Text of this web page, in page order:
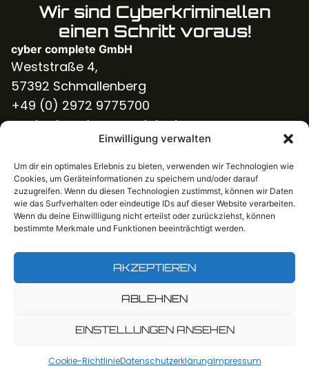
Einwilligung verwalten
Um dir ein optimales Erlebnis zu bieten, verwenden wir Technologien wie
Cookies, um Geräteinformationen zu speichern und/oder darauf
zuzugreifen. Wenn du diesen Technologien zustimmst, können wir Daten
wie das Surfverhalten oder eindeutige IDs auf dieser Website verarbeiten.
Wenn du deine Einwillligung nicht erteilst oder zurückziehst, können
bestimmte Merkmale und Funktionen beeinträchtigt werden.
AKZEPTIEREN
ABLEHNEN
EINSTELLUNGEN ANSEHEN
Cookie-RichtlinieDatenschutz­erklärungImpressum
Wir sind Cyberkriminellen
einen Schritt voraus!
cyber complete GmbH
Weststraße 4,
57392 Schmallenberg
+49 (0) 2972 9775700
contact@cybercomplete.de
Für KMU’s
NIS2-Magazin
Management Systeme
Security Dienste
Vision
News & Blog
Kontakt
Datenschutz­erklärung
Cookie-Richtlinie (EU)